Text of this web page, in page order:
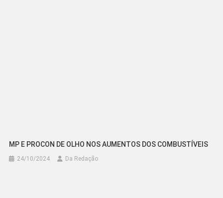
MP E PROCON DE OLHO NOS AUMENTOS DOS COMBUSTÍVEIS
24/10/2024 Da Redação